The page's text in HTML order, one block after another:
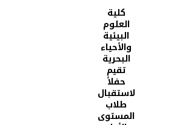
كلية
العلوم
البيئية
والأحياء
البحرية
تقيم
حفلاً
لاستقبال
طلاب
المستوى